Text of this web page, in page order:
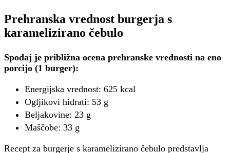
Prehranska vrednost burgerja s
karamelizirano čebulo
Spodaj je približna ocena prehranske vrednosti na eno
porcijo (1 burger):
Energijska vrednost: 625 kcal
Ogljikovi hidrati: 53 g
Beljakovine: 23 g
Maščobe: 33 g
Recept za burgerje s karamelizirano čebulo predstavlja